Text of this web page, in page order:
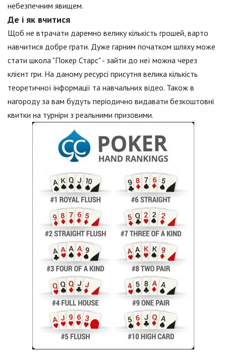
небезпечним явищем.
Де і як вчитися
Щоб не втрачати даремно велику кількість грошей, варто
навчитися добре грати. Дуже гарним початком шляху може
стати школа "Покер Старс" - зайти до неї можна через
клієнт гри. На даному ресурсі присутня велика кількість
теоретичної інформації та навчальних відео. Також в
нагороду за вам будуть періодично видавати безкоштовні
квитки на турніри з реальними призовими.